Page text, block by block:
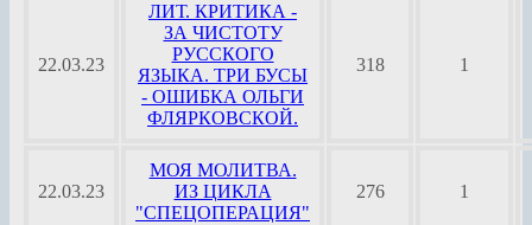
22.03.23
ЛИТ. КРИТИКА -
ЗА ЧИСТОТУ
РУССКОГО
ЯЗЫКА. ТРИ БУСЫ
- ОШИБКА ОЛЬГИ
ФЛЯРКОВСКОЙ.
318 1
22.03.23
МОЯ МОЛИТВА.
ИЗ ЦИКЛА
"СПЕЦОПЕРАЦИЯ"
276 1